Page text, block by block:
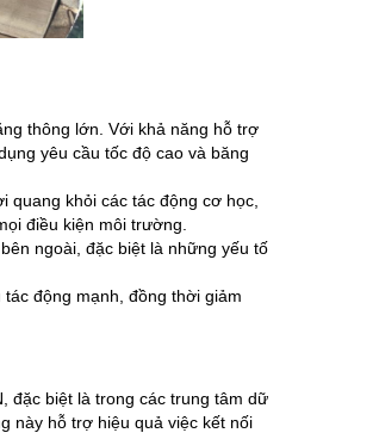
thông lớn. Với khả năng hỗ trợ
yêu cầu tốc độ cao và băng
quang khỏi các tác động cơ học,
điều kiện môi trường.
ngoài, đặc biệt là những yếu tố
động mạnh, đồng thời giảm
đặc biệt là trong các trung tâm dữ
này hỗ trợ hiệu quả việc kết nối